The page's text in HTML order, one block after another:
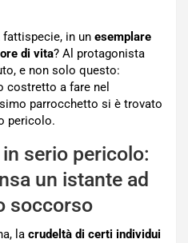
in un esemplare
di vita? Al protagonista
e non solo questo:
costretto a fare nel
parrocchetto si è trovato
pericolo.
serio pericolo:
un istante ad
soccorso
la crudeltà di certi individui